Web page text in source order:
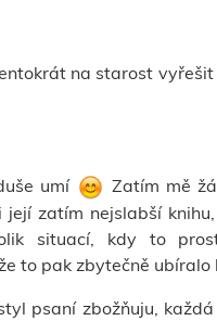
na starost vyřešit
umí
Zatím mě
její zatím nejslabší
situací, kdy to
to pak zbytečně
psaní zbožňuju,